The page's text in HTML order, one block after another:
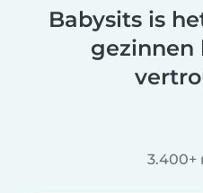
Babysits is
gezinnen
3.400+